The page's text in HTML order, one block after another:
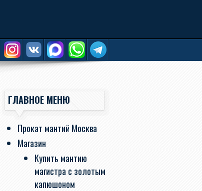
ГЛАВНОЕ МЕНЮ
Прокат мантий Москва
Магазин
Купить мантию
магистра с золотым
капюшоном